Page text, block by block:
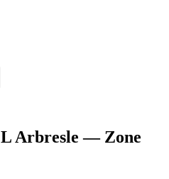
L Arbresle — Zone